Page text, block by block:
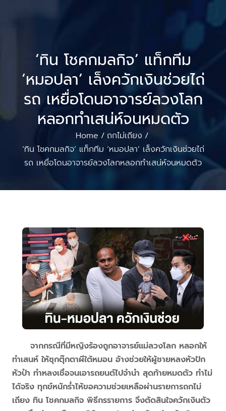
‘ทิน โชคกมลกิจ’ แท็กทีม
‘หมอปลา’ เล็งควักเงินช่วยไถ่
รถ เหยื่อโดนอาจารย์ลวงโลก
หลอกทำเสน่ห์จนหมดตัว
Home / ถกไม่เถียง /
‘ทิน โชคกมลกิจ’ แท็กทีม ‘หมอปลา’ เล็งควักเงินช่วยไถ่
รถ เหยื่อโดนอาจารย์ลวงโลกหลอกทำเสน่ห์จนหมดตัว
จากกรณีที่มีหญิงร้องถูกอาจารย์แม่ลวงโลก หลอกให้
ทำเสนห์ ให้ซุกตุ๊กตาผีใต้หมอน อ้างช่วยให้ผู้ชายหลงหัวปัก
หัวปำ ทำหลงเชื่อจนเอารถยนต์ไปจำนำ สุดท้ายหมดตัว ทำไม่
ได้จริง ทุกข์หนักร่ำไห้ขอความช่วยเหลือผ่านรายการถกไม่
เถียง ทิน โชคกมลกิจ พิธีกรรายการ จึงตัดสินใจควักเงินตัว